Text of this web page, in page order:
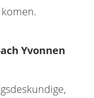
Yvonnen